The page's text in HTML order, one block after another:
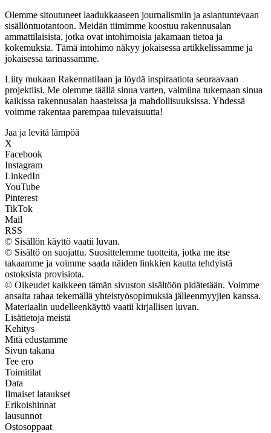
Olemme sitoutuneet laadukkaaseen journalismiin ja asiantuntevaan
sisällöntuotantoon. Meidän tiimimme koostuu rakennusalan
ammattilaisista, jotka ovat intohimoisia jakamaan tietoa ja
kokemuksia. Tämä intohimo näkyy jokaisessa artikkelissamme ja
jokaisessa tarinassamme.
Liity mukaan Rakennatilaan ja löydä inspiraatiota seuraavaan
projektiisi. Me olemme täällä sinua varten, valmiina tukemaan sinua
kaikissa rakennusalan haasteissa ja mahdollisuuksissa. Yhdessä
voimme rakentaa parempaa tulevaisuutta!
Jaa ja levitä lämpöä
X
Facebook
Instagram
LinkedIn
YouTube
Pinterest
TikTok
Mail
RSS
© Sisällön käyttö vaatii luvan.
© Sisältö on suojattu. Suosittelemme tuotteita, jotka me itse
takaamme ja voimme saada näiden linkkien kautta tehdyistä
ostoksista provisiota.
© Oikeudet kaikkeen tämän sivuston sisältöön pidätetään. Voimme
ansaita rahaa tekemällä yhteistyösopimuksia jälleenmyyjien kanssa.
Materiaalin uudelleenkäyttö vaatii kirjallisen luvan.
Lisätietoja meistä
Kehitys
Mitä edustamme
Sivun takana
Tee ero
Toimitilat
Data
Ilmaiset lataukset
Erikoishinnat
lausunnot
Ostosoppaat